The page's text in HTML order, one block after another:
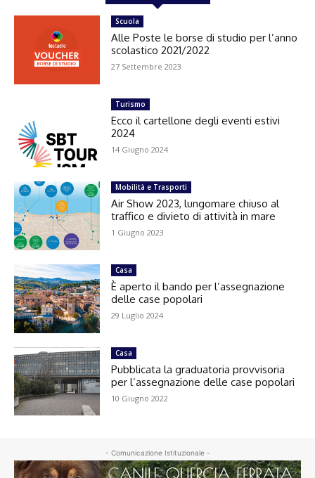
Scuola
Alle Poste le borse di studio per l’anno
scolastico 2021/2022
27 Settembre 2023
Turismo
Ecco il cartellone degli eventi estivi
2024
14 Giugno 2024
Mobilità e Trasporti
Air Show 2023, lungomare chiuso al
traffico e divieto di attività in mare
1 Giugno 2023
Casa
È aperto il bando per l’assegnazione
delle case popolari
29 Luglio 2024
Casa
Pubblicata la graduatoria provvisoria
per l’assegnazione delle case popolari
10 Giugno 2022
- Comunicazione Istituzionale -